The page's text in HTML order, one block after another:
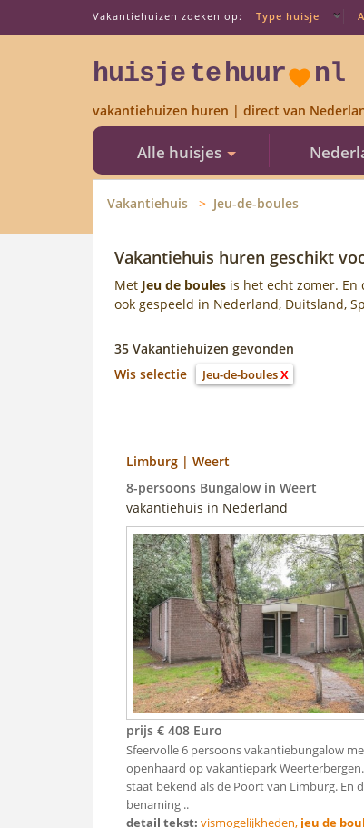
Vakantiehuizen zoeken op: Type huisje
huisje tehuur nl
vakantiehuizen huren | direct van
Alle huisjes
Vakantiehuis Jeu-de-boules
Vakantiehuis huren geschikt
Met Jeu de boules is het echt zomer.
ook gespeeld in Nederland, Duitsland,
35 Vakantiehuizen gevonden
Wis selectie
Jeu-de-boulesX
Limburg | Weert
8-persoons Bungalow in Weert
vakantiehuis in Nederland
prijs € 408 Euro
Sfeervolle 6 persoons vakantiebungalow
openhaard op vakantiepark
staat bekend als de Poort van Limburg. En
benaming ..
detail tekst: vismogelijkheden, jeu de